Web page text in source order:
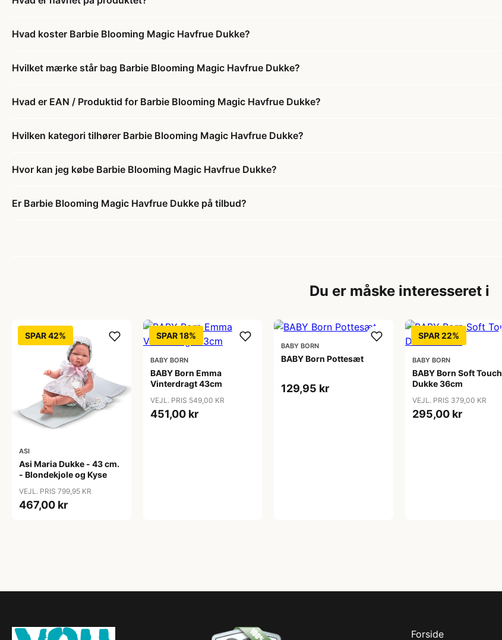
Hvad koster Barbie Blooming Magic Havfrue Dukke?
Hvilket mærke står bag Barbie Blooming Magic Havfrue Dukke?
Hvad er EAN / Produktid for Barbie Blooming Magic Havfrue Dukke?
Hvilken kategori tilhører Barbie Blooming Magic Havfrue Dukke?
Hvor kan jeg købe Barbie Blooming Magic Havfrue Dukke?
Er Barbie Blooming Magic Havfrue Dukke på tilbud?
Du er måske interesseret i
SPAR 42%
ASI
Asi Maria Dukke - 43 cm.
- Blondekjole og Kyse
VEJL. PRIS 799,95 KR
467,00 kr
SPAR 18%
BABY BORN
BABY Born Emma
Vinterdragt 43cm
VEJL. PRIS 549,00 KR
451,00 kr
BABY BORN
BABY Born Pottesæt
129,95 kr
SPAR 22%
BABY BORN
BABY Born Soft Touch
Dukke 36cm
VEJL. PRIS 379,00 KR
295,00 kr
Forside